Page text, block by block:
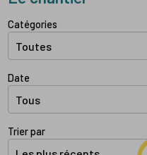
Filtrer les documents par:
Catégories
Date
Trier par